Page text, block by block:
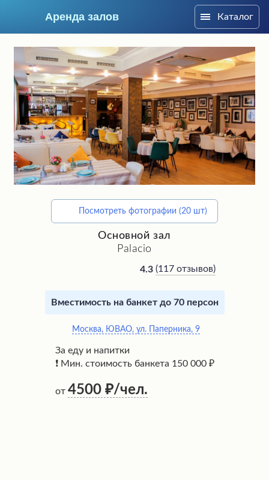
Аренда залов
Подберите мне зал
Каталог
Посмотреть фотографии (20 шт)
Основной зал
Palacio
4.3 (117 отзывов)
Вместимость на банкет до 70 персон
Москва, ЮВАО, ул. Паперника, 9
За еду и напитки
❗ Мин. стоимость банкета 150 000 ₽
от 4500 /чел.